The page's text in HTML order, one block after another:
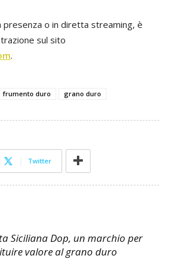
presenza o in diretta streaming, è
sul sito
.
frumento duro grano duro
Twitter
Siciliana Dop, un marchio per
valore al grano duro